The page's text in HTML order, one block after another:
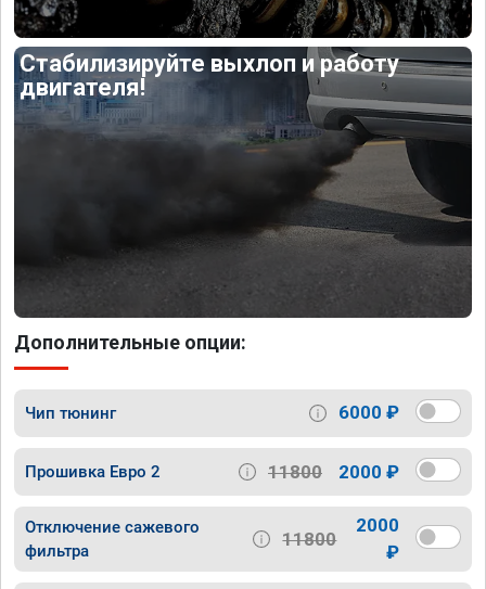
Стабилизируйте выхлоп и работу
двигателя!
Дополнительные опции:
Чип тюнинг 6000 ₽
Прошивка Евро 2 11800 2000 ₽
Отключение сажевого
фильтра
11800
2000
₽